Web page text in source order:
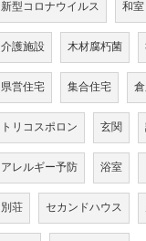
新型コロナウイルス 和室
介護施設 木材腐朽菌
県営住宅 集合住宅
トリコスポロン 玄関
アレルギー予防 浴室
別荘 セカンドハウス